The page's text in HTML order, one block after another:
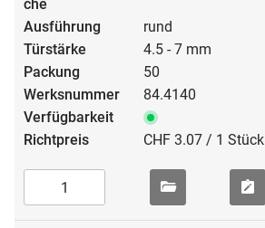
rund
4.5 - 7 mm
50
84.4140
CHF 3.07 / 1 Stück